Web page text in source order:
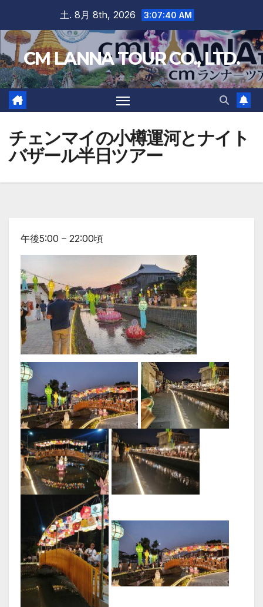
content
土. 8月 8th, 2026 3:07:41 AM
CM LANNA TOUR CO., LTD.
チェンマイの小樽運河とナイト
バザール半日ツアー
午後5:00 – 22:00頃